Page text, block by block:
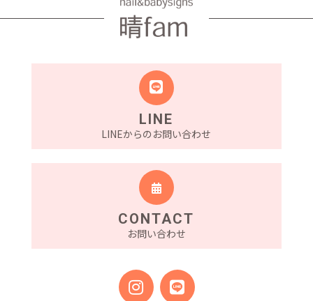
LINE
LINEからのお問い合わせ
CONTACT
お問い合わせ